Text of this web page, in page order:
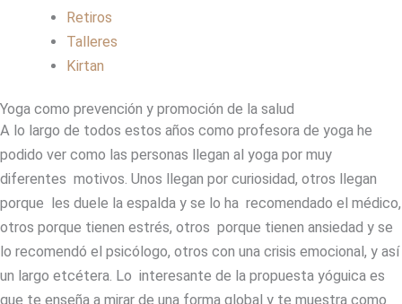
Retiros
Talleres
Kirtan
Yoga como prevención y promoción de la salud
A lo largo de todos estos años como profesora de yoga he
podido ver como las personas llegan al yoga por muy
diferentes motivos. Unos llegan por curiosidad, otros llegan
porque les duele la espalda y se lo ha recomendado el médico,
otros porque tienen estrés, otros porque tienen ansiedad y se
lo recomendó el psicólogo, otros con una crisis emocional, y así
un largo etcétera. Lo interesante de la propuesta yóguica es
que te enseña a mirar de una forma global y te muestra como